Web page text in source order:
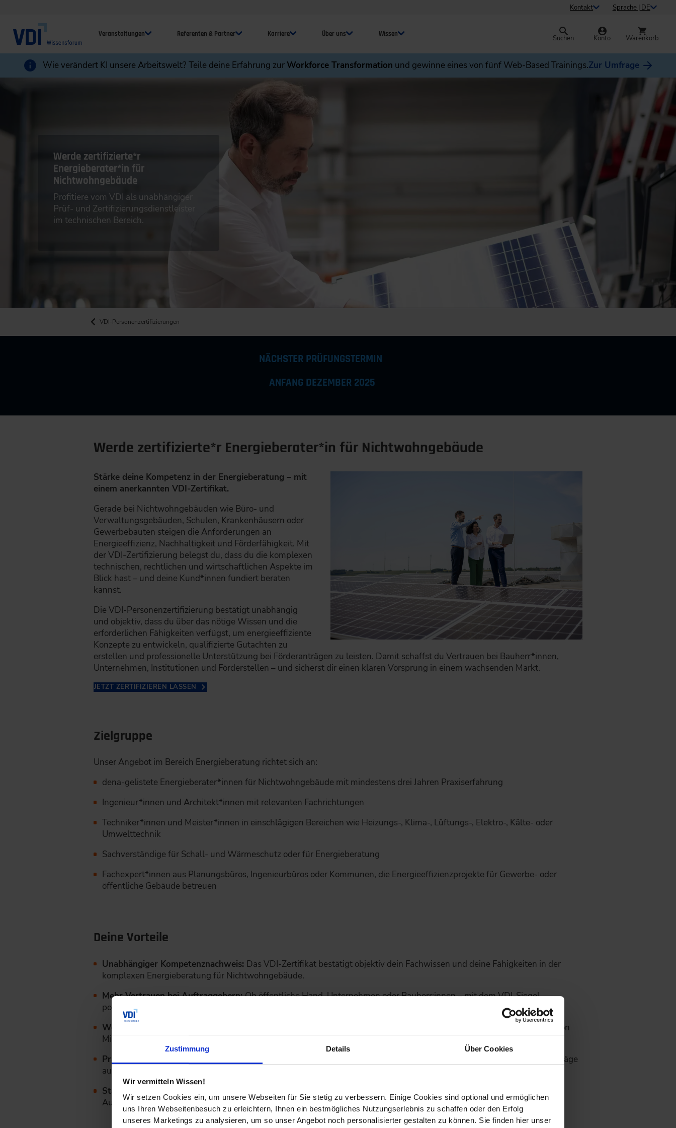
Zustimmung Details Über Cookies
Wir vermitteln Wissen!
Wir setzen Cookies ein, um unsere Webseiten für Sie stetig zu verbessern. Einige Cookies sind optional und ermöglichen
uns Ihren Webseitenbesuch zu erleichtern, Ihnen ein bestmögliches Nutzungserlebnis zu schaffen oder den Erfolg
unseres Marketings zu analysieren, um so unser Angebot noch personalisierter gestalten zu können. Sie finden hier unser
Kontakt Sprache | DE
Veranstaltungen Referenten & Partner Karriere Über uns Wissen Suchen Konto Warenkorb
Wie verändert KI unsere Arbeitswelt? Teile deine Erfahrung zurWorkforce Transformation und gewinne eines von fünf Web-Based Trainings.Zur Umfrage
Werde zertifizierte*r
Energieberater*in für
Nichtwohngebäude
Profitiere vom VDI als unabhängiger
Prüf- und Zertifizierungsdienstleister
im technischen Bereich.
VDI-Personenzertifizierungen
NÄCHSTER PRÜFUNGSTERMIN
ANFANG DEZEMBER 2025
Werde zertifizierte*r Energieberater*in für Nichtwohngebäude
Stärke deine Kompetenz in der Energieberatung – mit
einem anerkannten VDI-Zertifikat.
Gerade bei Nichtwohngebäuden wie Büro- und
Verwaltungsgebäuden, Schulen, Krankenhäusern oder
Gewerbebauten steigen die Anforderungen an
Energieeffizienz, Nachhaltigkeit und Förderfähigkeit. Mit
der VDI-Zertifizierung belegst du, dass du die komplexen
technischen, rechtlichen und wirtschaftlichen Aspekte im
Blick hast – und deine Kund*innen fundiert beraten
kannst.
Die VDI-Personenzertifizierung bestätigt unabhängig
und objektiv, dass du über das nötige Wissen und die
erforderlichen Fähigkeiten verfügst, um energieeffiziente
Konzepte zu entwickeln, qualifizierte Gutachten zu
erstellen und professionelle Unterstützung bei Förderanträgen zu leisten. Damit schaffst du Vertrauen bei Bauherr*innen,
Unternehmen, Institutionen und Förderstellen – und sicherst dir einen klaren Vorsprung in einem wachsenden Markt.
JETZT ZERTIFIZIEREN LASSEN
Zielgruppe
Unser Angebot im Bereich Energieberatung richtet sich an:
dena-gelistete Energieberater*innen für Nichtwohngebäude mit mindestens drei Jahren Praxiserfahrung
Ingenieur*innen und Architekt*innen mit relevanten Fachrichtungen
Techniker*innen und Meister*innen in einschlägigen Bereichen wie Heizungs-, Klima-, Lüftungs-, Elektro-, Kälte- oder
Umwelttechnik
Sachverständige für Schall- und Wärmeschutz oder für Energieberatung
Fachexpert*innen aus Planungsbüros, Ingenieurbüros oder Kommunen, die Energieeffizienzprojekte für Gewerbe- oder
öffentliche Gebäude betreuen
Deine Vorteile
Unabhängiger Kompetenznachweis: Das VDI-Zertifikat bestätigt objektiv dein Fachwissen und deine Fähigkeiten in der
komplexen Energieberatung für Nichtwohngebäude.
Mehr Vertrauen bei Auftraggebern:Ob öffentliche Hand, Unternehmen oder Bauherr:innen – mit dem VDI-Siegel
positionierst du dich als geprüfte*r Expert*in.
Wettbewerbsvorteil:
In einem Markt mit steigenden Anforderungen an Effizienz und Nachhaltigkeit setzt du dich klar von
Mitbewerbern ab.
Praxisrelevanz:
Dein Zertifikat zeigt, dass du nicht nur Theorie beherrschst, sondern Beratung, Gutachten und Förderanträge
auf hohem Niveau leisten kannst.
Starkes Netzwerk:
Austausch und Weiterentwicklung.